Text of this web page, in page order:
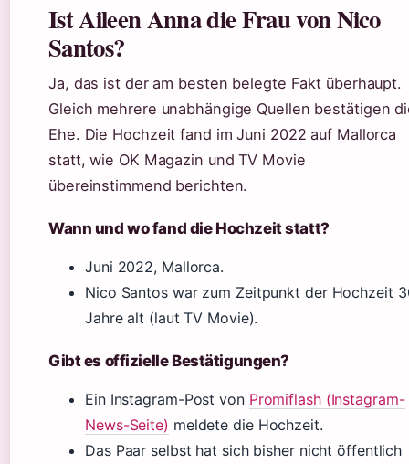
Ist Aileen Anna die Frau von Nico
Santos?
Ja, das ist der am besten belegte Fakt überhaupt.
Gleich mehrere unabhängige Quellen bestätigen
Ehe. Die Hochzeit fand im Juni 2022 auf Mallorca
statt, wie OK Magazin und TV Movie
übereinstimmend berichten.
Wann und wo fand die Hochzeit statt?
Juni 2022, Mallorca.
Nico Santos war zum Zeitpunkt der Hochzeit
Jahre alt (laut TV Movie).
Gibt es offizielle Bestätigungen?
Ein Instagram-Post von Promiflash (Instagram-
News-Seite) meldete die Hochzeit.
Das Paar selbst hat sich bisher nicht öffentlich